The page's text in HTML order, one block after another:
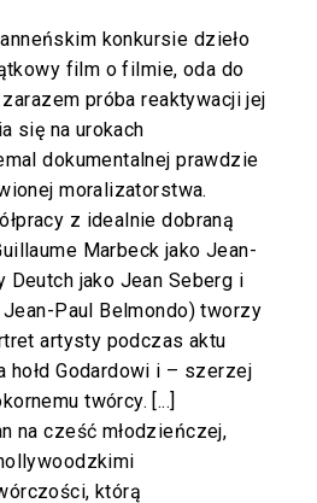
konkursie dzieło
film o filmie, oda do
próba reaktywacji jej
się na urokach
dokumentalnej prawdzie
moralizatorstwa.
z idealnie dobraną
Marbeck jako Jean-
Deutch jako Jean Seberg i
Paul Belmondo) tworzy
artysty podczas aktu
hołd Godardowi i – szerzej
twórcy. [...]
na cześć młodzieńczej,
którą